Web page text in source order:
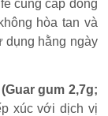
cung cấp đồng
hòa tan và
dụng hằng ngày
gum 2,7g;
xúc với dịch vị